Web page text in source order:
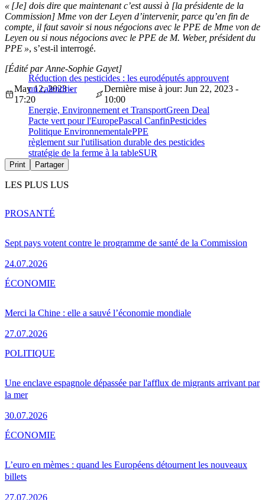
« [Je] dois dire que maintenant c’est aussi à [la présidente de la
Commission] Mme von der Leyen d’intervenir, parce qu’en fin de
compte, il faut savoir si nous négocions avec le PPE de Mme von de
Leyen ou si nous négocions avec le PPE de M. Weber, président du
PPE », s’est-il interrogé.
Réduction des pesticides : les eurodéputés approuvent
un calendrier
[Édité par Anne-Sophie Gayet]
May 12, 2023 -
17:20
Dernière mise à jour: Jun 22, 2023 -
10:00
Energie, Environnement et TransportGreen Deal
Pacte vert pour l'EuropePascal CanfinPesticides
Politique EnvironnementalePPE
règlement sur l'utilisation durable des pesticides
stratégie de la ferme à la tableSUR
Print Partager
LES PLUS LUS
Sept pays votent contre le programme de santé de la Commission
24.07.2026
PROSANTÉ
Merci la Chine : elle a sauvé l’économie mondiale
27.07.2026
ÉCONOMIE
Une enclave espagnole dépassée par l'afflux de migrants arrivant par
la mer
30.07.2026
POLITIQUE
L’euro en mèmes : quand les Européens détournent les nouveaux
billets
27.07.2026
ÉCONOMIE